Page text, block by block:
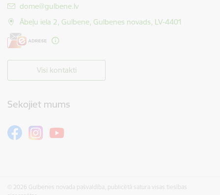
E-pasts:
dome@gulbene.lv
Ābeļu iela 2, Gulbene, Gulbenes novads, LV-4401
Visi kontakti
Sekojiet mums
© 2026 Gulbenes novada pašvaldība, publicētā satura visas tiesības